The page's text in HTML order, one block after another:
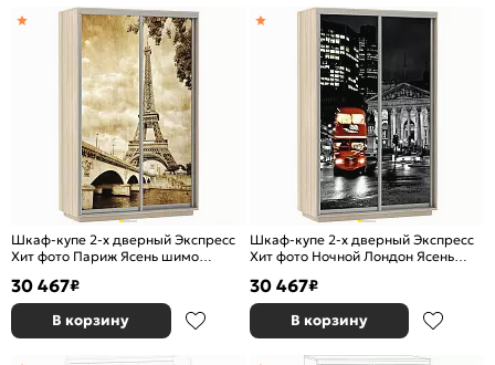
Шкаф-купе 2-х дверный Экспресс
Хит фото Париж Ясень шимо
30 467₽
В корзину
Шкаф-купе 2-х дверный Экспресс
Хит фото Ночной Лондон Ясень
30 467₽
В корзину